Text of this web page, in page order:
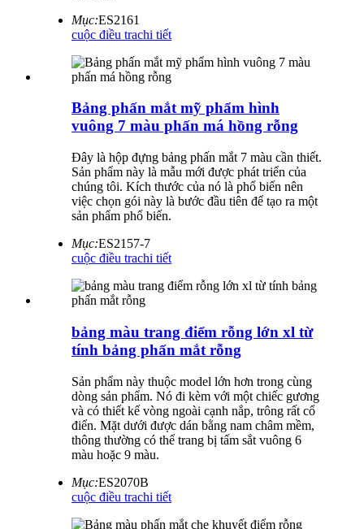
Mục:ES2161
cuộc điều trachi tiết
Bảng phấn mắt mỹ phẩm hình
vuông 7 màu phấn má hồng rỗng
Đây là hộp đựng bảng phấn mắt 7 màu cần thiết.
Sản phẩm này là mẫu mới được phát triển của
chúng tôi. Kích thước của nó là phổ biến nên
việc chọn gói này là bước đầu tiên để tạo ra một
sản phẩm phổ biến.
Mục:ES2157-7
cuộc điều trachi tiết
bảng màu trang điểm rỗng lớn xl từ
tính bảng phấn mắt rỗng
Sản phẩm này thuộc model lớn hơn trong cùng
dòng sản phẩm. Nó đi kèm với một chiếc gương
và có thiết kế vòng ngoài cạnh nắp, trông rất cổ
điển. Mặt dưới được dán bằng nam châm mềm,
thông thường có thể trang bị tấm sắt vuông 6
màu hoặc 9 màu.
Mục:ES2070B
cuộc điều trachi tiết